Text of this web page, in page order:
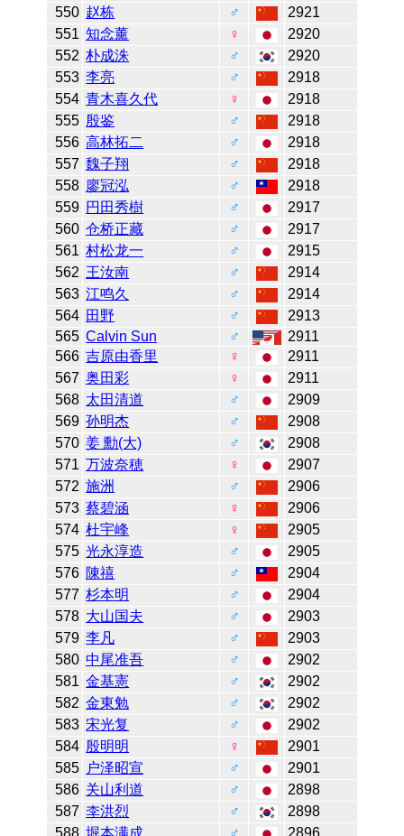
550 赵栋 ♂
2921
551 知念薰 ♀
2920
552 朴成洙 ♂
2920
553 李亮 ♂
2918
554 青木喜久代 ♀
2918
555 殷鉴 ♂
2918
556 高林拓二 ♂
2918
557 魏子翔 ♂
2918
558 廖冠泓 ♂
2918
559 円田秀樹 ♂
2917
560 仓桥正藏 ♂
2917
561 村松龙一 ♂
2915
562 王汝南 ♂
2914
563 江鸣久 ♂
2914
564 田野 ♂
2913
565 Calvin Sun ♂
2911
566 吉原由香里 ♀
2911
567 奥田彩 ♀
2911
568 太田清道 ♂
2909
569 孙明杰 ♂
2908
570 姜 勳(大) ♂
2908
571 万波奈穂 ♀
2907
572 施洲 ♂
2906
573 蔡碧涵 ♀
2906
574 杜宇峰 ♀
2905
575 光永淳造 ♂
2905
576 陳禧 ♂
2904
577 杉本明 ♂
2904
578 大山国夫 ♂
2903
579 李凡 ♂
2903
580 中尾准吾 ♂
2902
581 金基憲 ♂
2902
582 金東勉 ♂
2902
583 宋光复 ♂
2902
584 殷明明 ♀
2901
585 户泽昭宣 ♂
2901
586 关山利道 ♂
2898
587 李洪烈 ♂
2898
588 堀本满成 ♂ 2896